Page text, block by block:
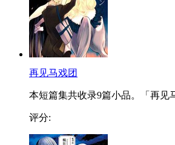
再见马戏团
本短篇集共收录9篇小品。「再见
评分: